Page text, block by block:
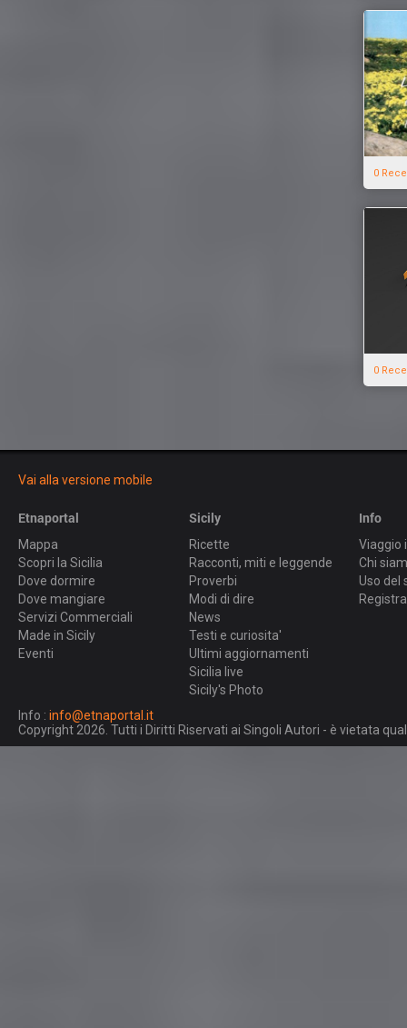
0
0
Vai alla versione mobile
Etnaportal
Mappa
Scopri la Sicilia
Dove dormire
Dove mangiare
Servizi Commerciali
Made in Sicily
Eventi
Sicily
Ricette
Racconti, miti e leggende
Proverbi
Modi di dire
News
Testi e curiosita'
Ultimi aggiornamenti
Sicilia live
Sicily's Photo
Info
Viaggio
Chi
Uso del
Info : info@etnaportal.it
Copyright 2026. Tutti i Diritti Riservati ai Singoli Autori - è vietata